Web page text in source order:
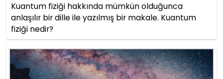
Kuantum fiziği hakkında mümkün olduğunca
anlaşılır bir dille ile yazılmış bir makale. Kuantum
fiziği nedir?